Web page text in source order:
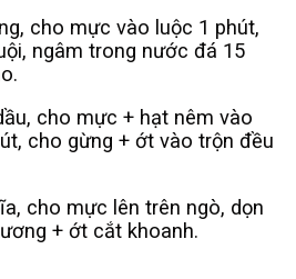
cho mực vào luộc 1 phút,
ngâm trong nước đá 15
cho mực + hạt nêm vào
cho gừng + ớt vào trộn đều
cho mực lên trên ngò, dọn
+ ớt cắt khoanh.